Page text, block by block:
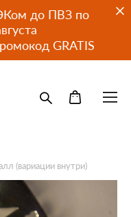
до ПВЗ по
GRATIS
(вариации внутри)